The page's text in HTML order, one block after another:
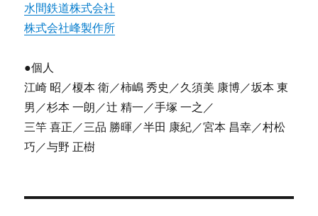
水間鉄道株式会社
株式会社峰製作所
●個人
江崎 昭／榎本 衛／柿嶋 秀史／久須美 康博／坂本 東
男／杉本 一朗／辻 精一／手塚 一之／
三竿 喜正／三品 勝暉／半田 康紀／宮本 昌幸／村松
巧／与野 正樹